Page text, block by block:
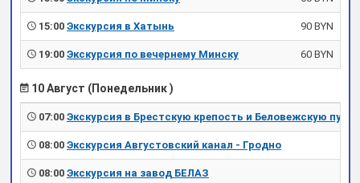
15:00 Экскурсия в Хатынь 90 BYN
19:00 Экскурсия по вечернему Минску 60 BYN
10 Август (Понедельник )
07:00 Экскурсия в Брестскую крепость и Беловежскую пущу
08:00 Экскурсия Августовский канал - Гродно
08:00 Экскурсия на завод БЕЛАЗ